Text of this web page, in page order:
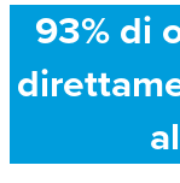
93% di